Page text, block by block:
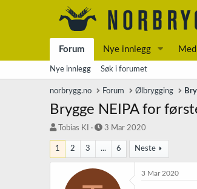
Forum Nye innlegg
Nye innlegg Søk i forumet
norbrygg.no Forum Ølbrygging
Brygge NEIPA for
T
r
å
d
Tobias KI
S
a
r
t
3 Mar 2020
1 2 3 ... 6 Neste
3 Mar 2020